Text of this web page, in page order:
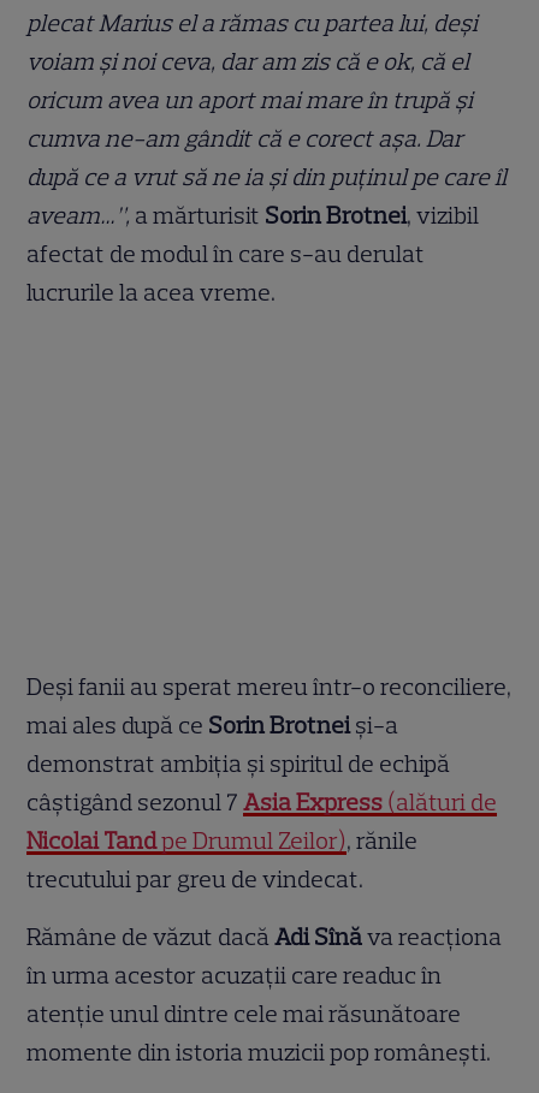
plecat Marius el a rămas cu partea lui, deși
voiam și noi ceva, dar am zis că e ok, că el
oricum avea un aport mai mare în trupă și
cumva ne-am gândit că e corect așa. Dar
după ce a vrut să ne ia și din puținul pe care îl
aveam…”, a mărturisit Sorin Brotnei, vizibil
afectat de modul în care s-au derulat
lucrurile la acea vreme.
Deși fanii au sperat mereu într-o reconciliere,
mai ales după ce Sorin Brotneiși-a
demonstrat ambiția și spiritul de echipă
câștigând sezonul 7Asia Express (alături de
Nicolai Tandpe Drumul Zeilor), rănile
trecutului par greu de vindecat.
Rămâne de văzut dacăAdi Sînăva reacționa
în urma acestor acuzații care readuc în
atenție unul dintre cele mai răsunătoare
momente din istoria muzicii pop românești.